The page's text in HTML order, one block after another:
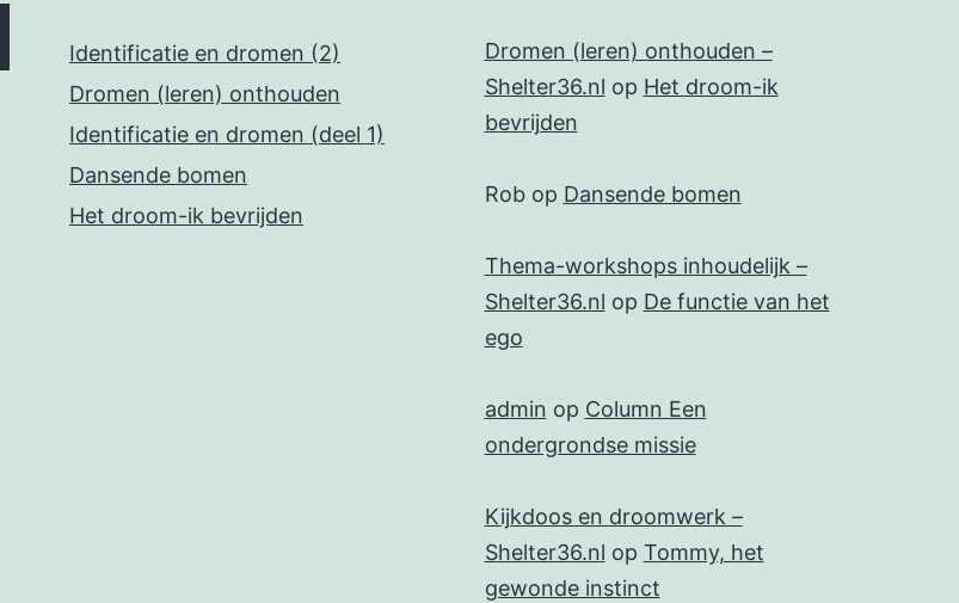
Identificatie en dromen (2)
Dromen (leren) onthouden
Identificatie en dromen (deel 1)
Dansende bomen
Het droom-ik bevrijden
Dromen (leren) onthouden –
Shelter36.nl op Het droom-ik
bevrijden
Robop Dansende bomen
Thema-workshops inhoudelijk –
Shelter36.nl op De functie van het
ego
admin op Column Een
ondergrondse missie
Kijkdoos en droomwerk –
Shelter36.nl op Tommy, het
gewonde instinct